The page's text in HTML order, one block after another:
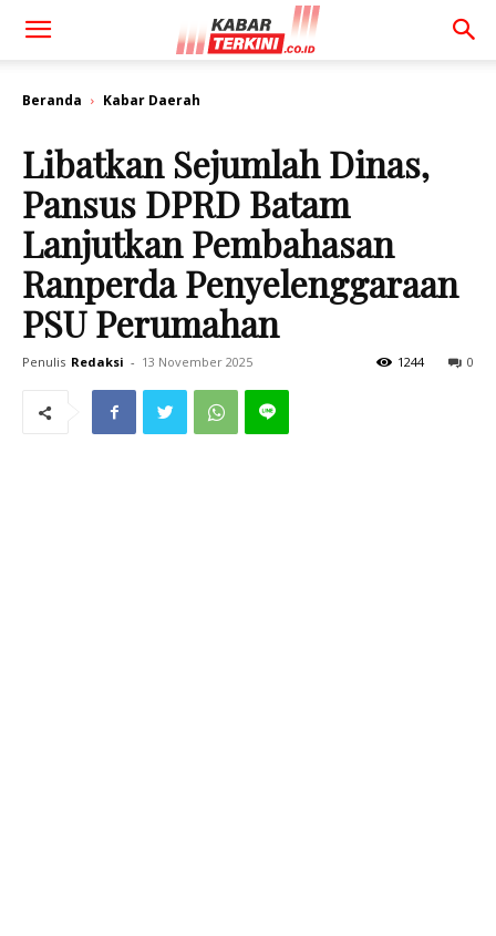
Beranda Kabar Daerah
Libatkan Sejumlah Dinas,
Pansus DPRD Batam
Lanjutkan Pembahasan
Ranperda Penyelenggaraan
PSU Perumahan
Penulis Redaksi - 13 November 2025 0
1244